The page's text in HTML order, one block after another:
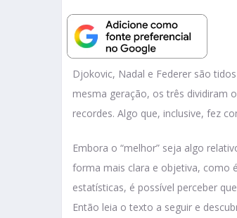
Djokovic, Nadal e Federer são
mesma geração, os três dividiram
recordes. Algo que, inclusive, fez
Embora o “melhor” seja algo
forma mais clara e objetiva, como
estatísticas, é possível perceber
Então leia o texto a seguir e